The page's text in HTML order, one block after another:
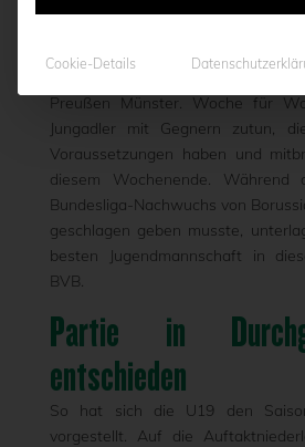
Bundesligen ist keine neue
Preußen Münster. Woche für
Jungadler mit Gegnern zutun,
Voraussetzungen haben und
diesem Wochenende.
Bundesliga-Nachwuchs von
geschlagen geben musste,
besten Jugendmannschaft in
BVB.
Partie in
entschieden
So hat sich die U19 den
vorgestellt. Auf die
Cookie-Details